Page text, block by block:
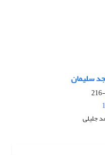
سلیمان
جلیلی